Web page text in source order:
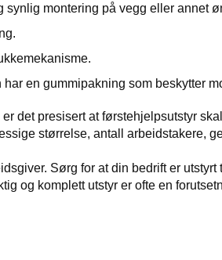
synlig montering på vegg eller annet
har en gummipakning som beskytter
er det presisert at førstehjelpsutstyr
størrelse, antall arbeidstakere,
Sørg for at din bedrift er
og komplett utstyr er ofte en